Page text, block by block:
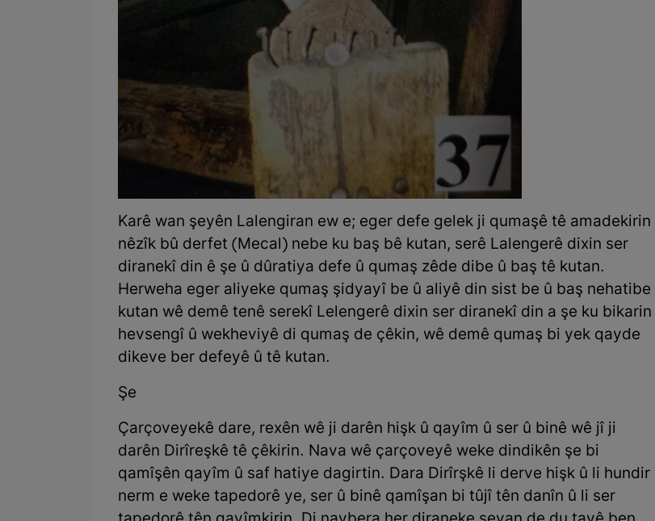
Karê wan şeyên Lalengiran ew e; eger defe gelek ji qumaşê tê amadekirin
nêzîk bû derfet (Mecal) nebe ku baş bê kutan, serê Lalengerê dixin ser
diranekî din ê şe û dûratiya defe û qumaş zêde dibe û baş tê kutan.
Herweha eger aliyeke qumaş şidyayî be û aliyê din sist be û baş nehatibe
kutan wê demê tenê serekî Lelengerê dixin ser diranekî din a şe ku bikarin
hevsengî û wekheviyê di qumaş de çêkin, wê demê qumaş bi yek qayde
dikeve ber defeyê û tê kutan.
Şe
Çarçoveyekê dare, rexên wê ji darên hişk û qayîm û ser û binê wê jî ji
darên Dirîreşkê tê çêkirin. Nava wê çarçoveyê weke dindikên şe bi
qamîşên qayîm û saf hatiye dagirtin. Dara Dirîrşkê li derve hişk û li hundir
nerm e weke tapedorê ye, ser û binê qamîşan bi tûjî tên danîn û li ser